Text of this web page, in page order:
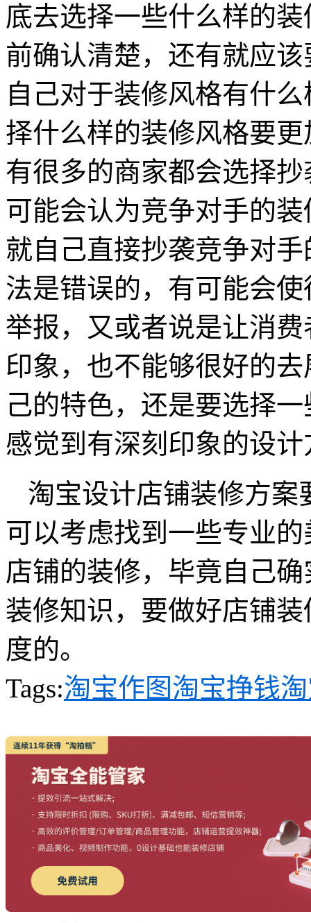
底去选择一些什么样的
前确认清楚，还有就应
自己对于装修风格有什
择什么样的装修风格要
有很多的商家都会选择
可能会认为竞争对手的
就自己直接抄袭竞争对
法是错误的，有可能会
举报，又或者说是让消
印象，也不能够很好的
己的特色，还是要选择
感觉到有深刻印象的设计
淘宝设计店铺装修方案
可以考虑找到一些专业
店铺的装修，毕竟自己
装修知识，要做好店铺
度的。
Tags:淘宝作图淘宝挣钱